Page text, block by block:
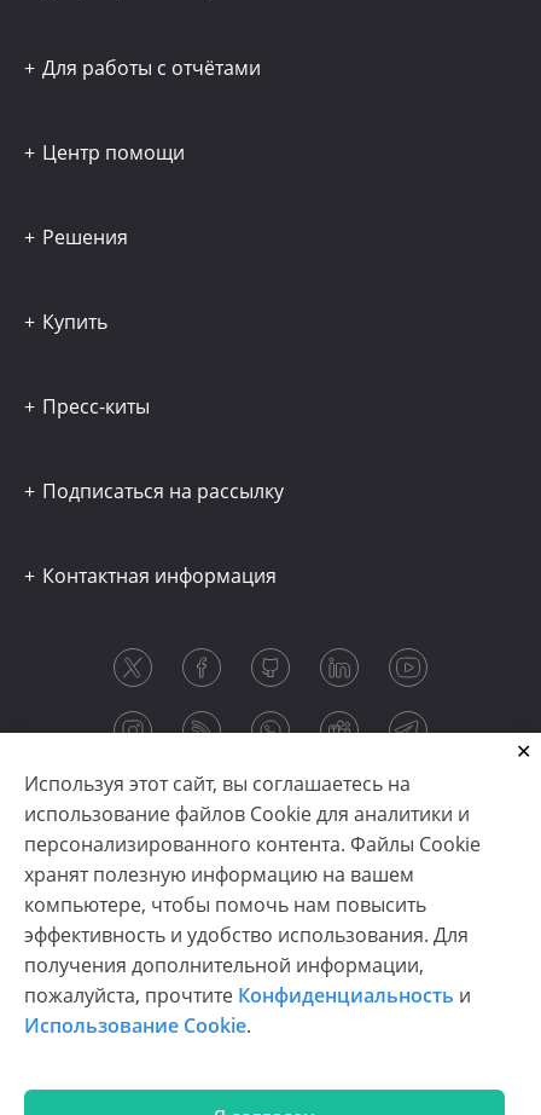
Используя этот сайт, вы соглашаетесь на
использование файлов Cookie для аналитики и
персонализированного контента. Файлы Cookie
хранят полезную информацию на вашем
компьютере, чтобы помочь нам повысить
эффективность и удобство использования. Для
получения дополнительной информации,
пожалуйста, прочтите Конфиденциальность и
Использование Cookie.
Для работы с отчётами
Центр помощи
Решения
Купить
Пресс-киты
Подписаться на рассылку
Контактная информация
Copyright © 2003-2026 CloudReports sp. z o.o. (dba
Stimulsoft). All rights reserved.
Конфиденциальность